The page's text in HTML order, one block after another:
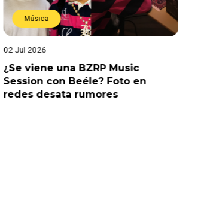
Música
02 Jul 2026
¿Se viene una BZRP Music
Session con Beéle? Foto en
redes desata rumores